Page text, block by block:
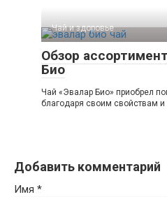
Чай и здоровье
Обзор
Био
Чай «Эвалар Био» приобрел
благодаря своим свойствам
Добавить комментарий
Имя *